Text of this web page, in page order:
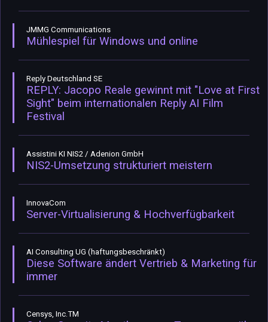
JMMG Communications
Mühlespiel für Windows und online
Reply Deutschland SE
REPLY: Jacopo Reale gewinnt mit "Love at First
Sight" beim internationalen Reply AI Film
Festival
Assistini KI NIS2 / Adenion GmbH
NIS2-Umsetzung strukturiert meistern
InnovaCom
Server-Virtualisierung & Hochverfügbarkeit
AI Consulting UG (haftungsbeschränkt)
Diese Software ändert Vertrieb & Marketing für
immer
Censys, Inc.TM